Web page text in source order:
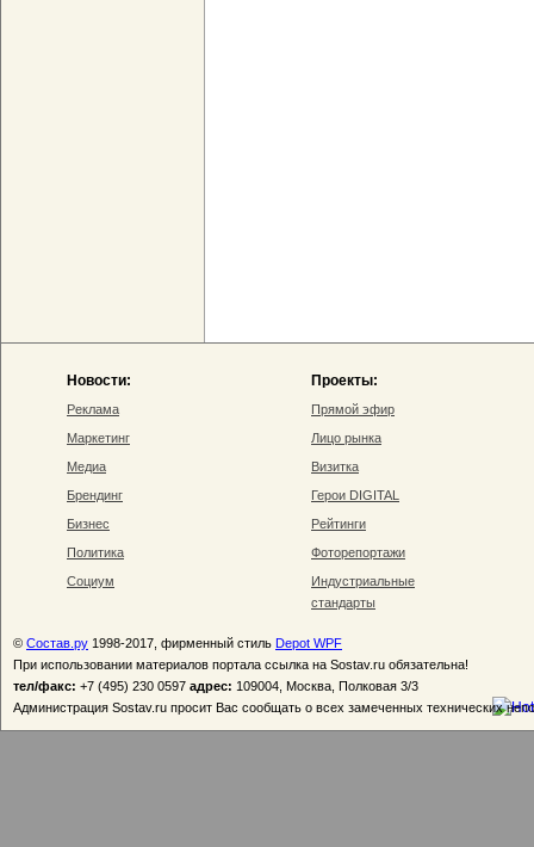
Новости:
Реклама
Маркетинг
Медиа
Брендинг
Бизнес
Политика
Социум
Проекты:
Прямой эфир
Лицо рынка
Визитка
Герои DIGITAL
Рейтинги
Фоторепортажи
Индустриальные
стандарты
© Состав.ру 1998-2017, фирменный стиль Depot WPF
При использовании материалов портала ссылка на Sostav.ru обязательна!
тел/факс: +7 (495) 230 0597 адрес: 109004, Москва, Полковая 3/3
Администрация Sostav.ru просит Вас сообщать о всех замеченных технических